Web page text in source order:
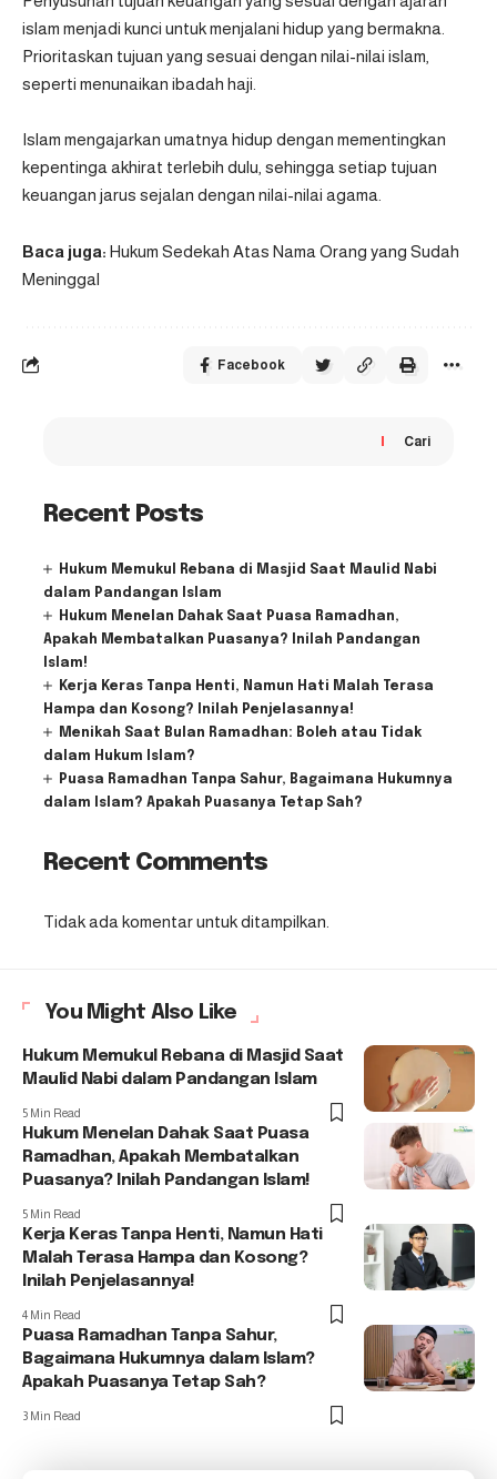
islam menjadi kunci untuk menjalani hidup yang bermakna.
Prioritaskan tujuan yang sesuai dengan nilai-nilai islam,
seperti menunaikan ibadah haji.
Islam mengajarkan umatnya hidup dengan mementingkan
kepentinga akhirat terlebih dulu, sehingga setiap tujuan
keuangan jarus sejalan dengan nilai-nilai agama.
Baca juga: Hukum Sedekah Atas Nama Orang yang Sudah
Meninggal
Facebook
Cari
Recent Posts
Hukum Memukul Rebana di Masjid Saat Maulid Nabi
dalam Pandangan Islam
Hukum Menelan Dahak Saat Puasa Ramadhan,
Apakah Membatalkan Puasanya? Inilah Pandangan
Islam!
Kerja Keras Tanpa Henti, Namun Hati Malah Terasa
Hampa dan Kosong? Inilah Penjelasannya!
Menikah Saat Bulan Ramadhan: Boleh atau Tidak
dalam Hukum Islam?
Puasa Ramadhan Tanpa Sahur, Bagaimana Hukumnya
dalam Islam? Apakah Puasanya Tetap Sah?
Recent Comments
Tidak ada komentar untuk ditampilkan.
You Might Also Like
Hukum Memukul Rebana di Masjid Saat
Maulid Nabi dalam Pandangan Islam
5 Min Read
Hukum Menelan Dahak Saat Puasa
Ramadhan, Apakah Membatalkan
Puasanya? Inilah Pandangan Islam!
5 Min Read
Kerja Keras Tanpa Henti, Namun Hati
Malah Terasa Hampa dan Kosong?
Inilah Penjelasannya!
4 Min Read
Puasa Ramadhan Tanpa Sahur,
Bagaimana Hukumnya dalam Islam?
Apakah Puasanya Tetap Sah?
3 Min Read